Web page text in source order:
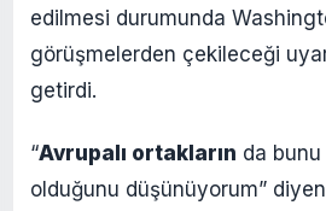
edilmesi durumunda
görüşmelerden çekileceği
getirdi.
“Avrupalı ortakların da bunu
olduğunu düşünüyorum”